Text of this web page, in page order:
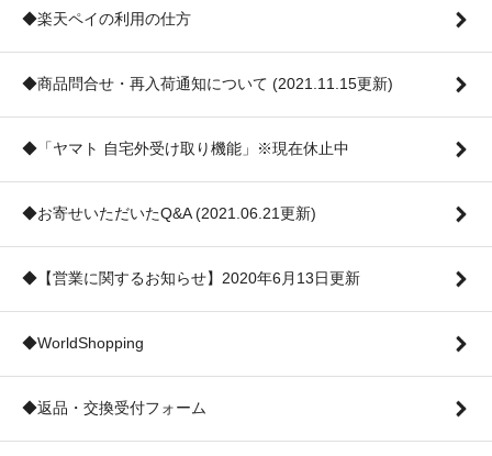
◆楽天ペイの利用の仕方
◆商品問合せ・再入荷通知について (2021.11.15更新)
◆「ヤマト 自宅外受け取り機能」※現在休止中
◆お寄せいただいたQ&A (2021.06.21更新)
◆【営業に関するお知らせ】2020年6月13日更新
◆WorldShopping
◆返品・交換受付フォーム